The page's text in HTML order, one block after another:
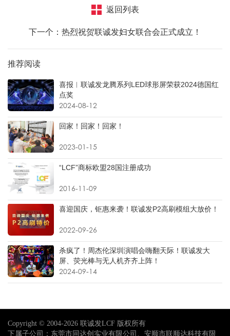
返回列表
下一个：热烈祝贺联诚发妇女联合会正式成立！
推荐阅读
喜报︱联诚发龙腾系列LED球形屏荣获2024德国红
点奖
2024-08-12
回家！回家！回家！
2023-01-15
“LCF”商标欧盟28国注册成功
2016-11-09
喜迎国庆，钜惠来袭！联诚发P2高刷模组大放价！
2022-09-26
杀疯了！周杰伦深圳演唱会嗨翻天际！联诚发大
屏、荧光棒与无人机齐齐上阵！
2024-09-14
Copyright © 2004-2026 联诚发LCF 版权所有
下属子公司：东莞市同达创实业有限公司、安顺市联顺达科技有限